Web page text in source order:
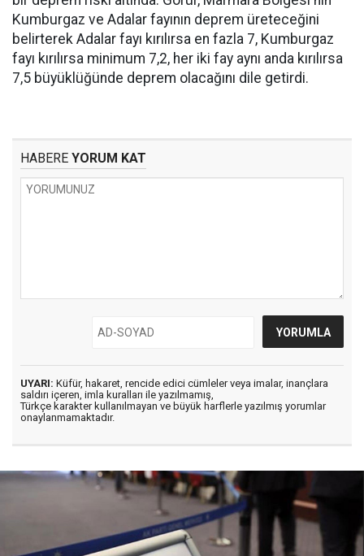
Kumburgaz ve Adalar fayının deprem üreteceğini
belirterek Adalar fayı kırılırsa en fazla 7, Kumburgaz
fayı kırılırsa minimum 7,2, her iki fay aynı anda kırılırsa
7,5 büyüklüğünde deprem olacağını dile getirdi.
HABERE YORUM KAT
UYARI: Küfür, hakaret, rencide edici cümleler veya imalar, inançlara
saldırı içeren, imla kuralları ile yazılmamış,
Türkçe karakter kullanılmayan ve büyük harflerle yazılmış yorumlar
onaylanmamaktadır.